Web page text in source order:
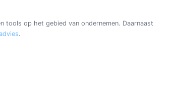
tools op het gebied van ondernemen. Daarnaast
.